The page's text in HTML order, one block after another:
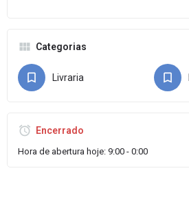
Categorias
Livraria
Encerrado
Hora de abertura hoje: 9:00 - 0:00